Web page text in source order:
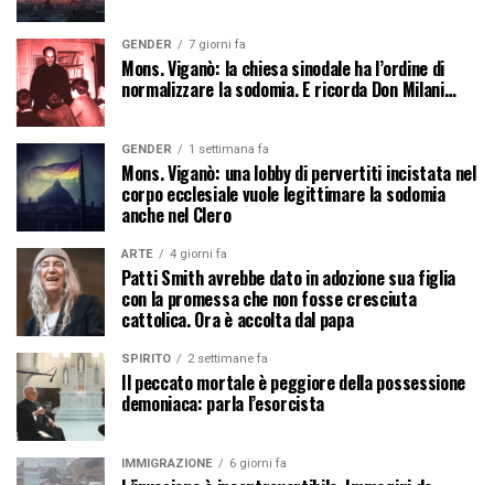
GENDER 7 giorni fa
Mons. Viganò: la chiesa sinodale ha l’ordine di
normalizzare la sodomia. E ricorda Don Milani…
GENDER 1 settimana fa
Mons. Viganò: una lobby di pervertiti incistata nel
corpo ecclesiale vuole legittimare la sodomia
anche nel Clero
ARTE 4 giorni fa
Patti Smith avrebbe dato in adozione sua figlia
con la promessa che non fosse cresciuta
cattolica. Ora è accolta dal papa
SPIRITO 2 settimane fa
Il peccato mortale è peggiore della possessione
demoniaca: parla l’esorcista
IMMIGRAZIONE 6 giorni fa